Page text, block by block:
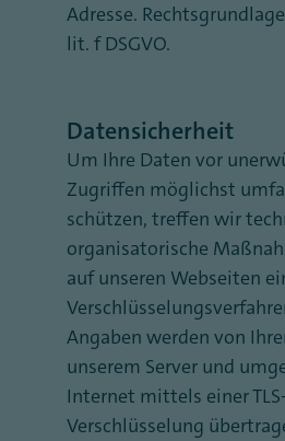
Adresse.
lit. f DSGVO.
Datensicherheit
Um Ihre Daten vor
Zugriffen möglichst
schützen, treffen wir
organisatorische
auf unseren Webseiten
Angaben werden von
unserem Server und
Internet mittels einer TLS-
Verschlüsselung